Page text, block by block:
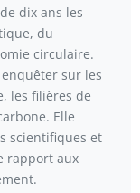
dix ans les
du
circulaire.
sur les
les filières de
Elle
scientifiques et
rapport aux